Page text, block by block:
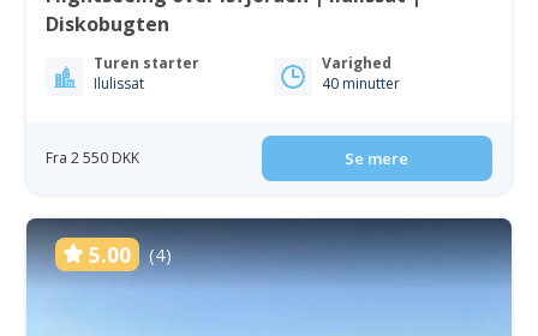
Diskobugten
Turen starter
Ilulissat
Varighed
40 minutter
Fra 2 550 DKK Se mere
5.00 (4)